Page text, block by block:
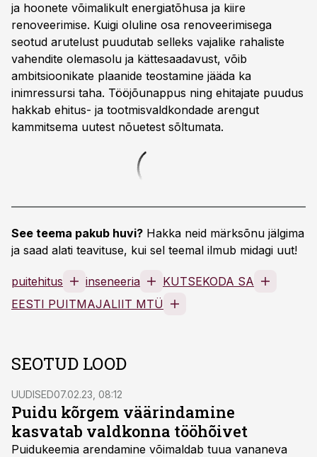
ja hoonete võimalikult energiatõhusa ja kiire
renoveerimise. Kuigi oluline osa renoveerimisega
seotud arutelust puudutab selleks vajalike rahaliste
vahendite olemasolu ja kättesaadavust, võib
ambitsioonikate plaanide teostamine jääda ka
inimressursi taha. Tööjõunappus ning ehitajate puudus
hakkab ehitus- ja tootmisvaldkondade arengut
kammitsema uutest nõuetest sõltumata.
See teema pakub huvi? Hakka neid märksõnu jälgima
ja saad alati teavituse, kui sel teemal ilmub midagi uut!
puitehitus inseneeria
KUTSEKODA SA
EESTI PUITMAJALIIT MTÜ
SEOTUD LOOD
UUDISED07.02.23, 08:12
Puidu kõrgem väärindamine
kasvatab valdkonna tööhõivet
Puidukeemia arendamine võimaldab tuua vananeva